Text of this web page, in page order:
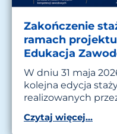
Zakończenie
ramach
Edukacja
W dniu 31 maja
kolejna edycja
realizowanych
Czytaj więcej...